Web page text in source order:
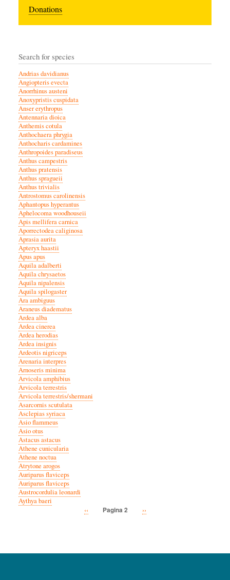
Donations
Search for species
Andrias davidianus
Angiopteris evecta
Anorrhinus austeni
Anoxypristis cuspidata
Anser erythropus
Antennaria dioica
Anthemis cotula
Anthochaera phrygia
Anthocharis cardamines
Anthropoides paradiseus
Anthus campestris
Anthus pratensis
Anthus spragueii
Anthus trivialis
Antrostomus carolinensis
Aphantopus hyperantus
Aphelocoma woodhouseii
Apis mellifera carnica
Aporrectodea caliginosa
Aprasia aurita
Apteryx haastii
Apus apus
Aquila adalberti
Aquila chrysaetos
Aquila nipalensis
Aquila spilogaster
Ara ambiguus
Araneus diadematus
Ardea alba
Ardea cinerea
Ardea herodias
Ardea insignis
Ardeotis nigriceps
Arenaria interpres
Arnoseris minima
Arvicola amphibius
Arvicola terrestris
Arvicola terrestris/shermani
Asarcornis scutulata
Asclepias syriaca
Asio flammeus
Asio otus
Astacus astacus
Athene cunicularia
Athene noctua
Atrytone arogos
Auriparus flaviceps
Auriparus flaviceps
Austrocordulia leonardi
Aythya baeri
Vorige
‹‹ Pagina 2
Volgende
››